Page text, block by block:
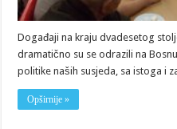
Događaji na kraju dvadesetog
dramatično su se odrazili na
politike naših susjeda, sa istoga i
Opširnije »